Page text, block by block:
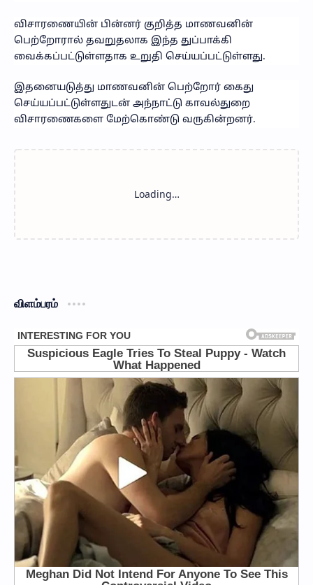
விசாரணையின் பின்னர் குறித்த மாணவனின்
பெற்றோரால் தவறுதலாக இந்த துப்பாக்கி
வைக்கப்பட்டுள்ளதாக உறுதி செய்யப்பட்டுள்ளது.
இதனையடுத்து மாணவனின் பெற்றோர் கைது
செய்யப்பட்டுள்ளதுடன் அந்நாட்டு காவல்துறை
விசாரணைகளை மேற்கொண்டு வருகின்றனர்.
விளம்பரம்